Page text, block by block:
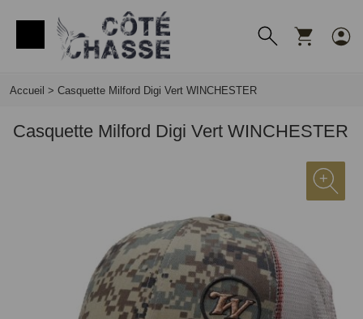
Accueil > Casquette Milford Digi Vert WINCHESTER
Casquette Milford Digi Vert WINCHESTER